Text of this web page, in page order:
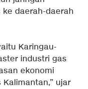
daerah-daerah
Karingau-
industri gas
ekonomi
ujar